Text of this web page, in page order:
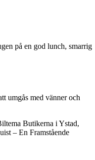
på en god lunch, smarrig
umgås med vänner och
Butikerna i Ystad,
– En Framstående